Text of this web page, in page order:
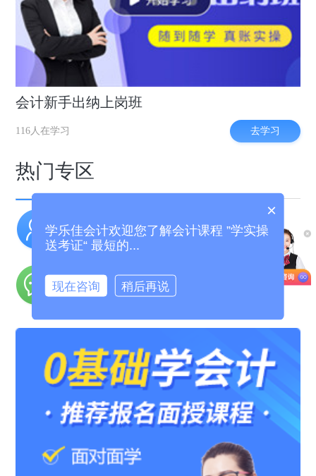
会计新手出纳上岗班
116人在学习 去学习
热门专区
实操干货
老会计经验分享
职场招聘
好会计工作推荐
名师答疑
不懂向老师提问
×
学乐佳会计欢迎您了解会计课程 ”学实操
送考证“ 最短的...
现在咨询 稍后再说